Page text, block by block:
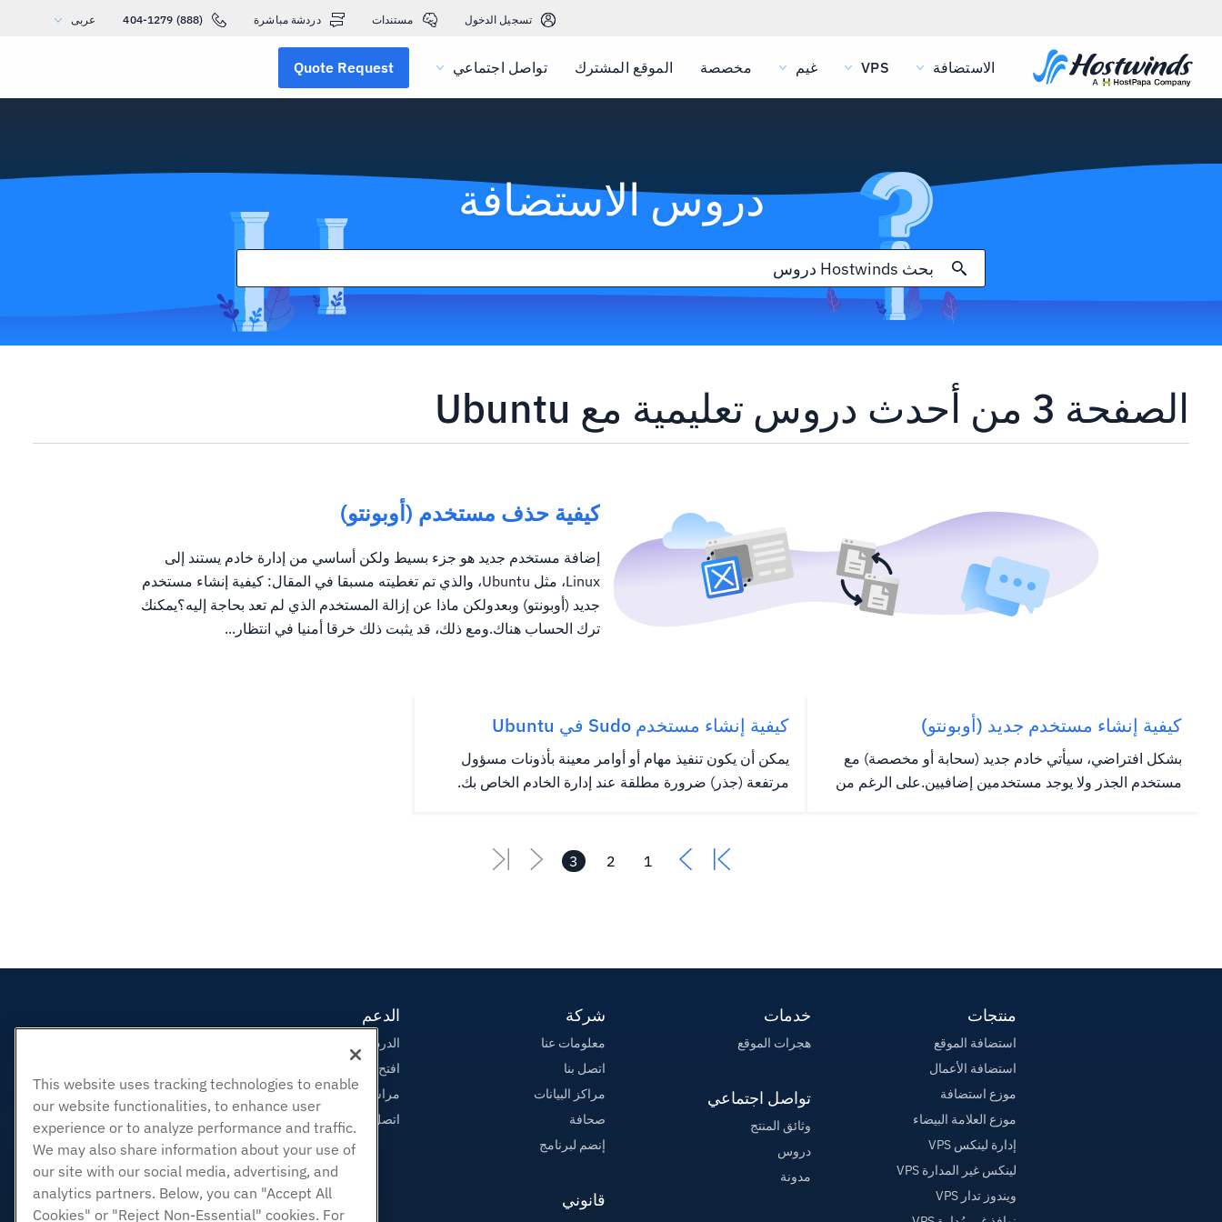
تسجيل الدخول مستندات دردشة مباشرة (888) 404-1279 عربى
الاستضافة VPS غيم مخصصة الموقع المشترك تواصل اجتماعي Quote Request
دروس الاستضافة
الصفحة 3 من أحدث دروس تعليمية مع Ubuntu
كيفية حذف مستخدم (أوبونتو)
إضافة مستخدم جديد هو جزء بسيط ولكن أساسي من إدارة خادم يستند إلى
Linux، مثل Ubuntu، والذي تم تغطيته مسبقا في المقال: كيفية إنشاء مستخدم
جديد (أوبونتو) وبعدولكن ماذا عن إزالة المستخدم الذي لم تعد بحاجة إليه؟يمكنك
ترك الحساب هناك.ومع ذلك، قد يثبت ذلك خرقا أمنيا في انتظار...
كيفية إنشاء مستخدم جديد (أوبونتو)
بشكل افتراضي، سيأتي خادم جديد (سحابة أو مخصصة) مع
مستخدم الجذر ولا يوجد مستخدمين إضافيين.على الرغم من
كيفية إنشاء مستخدم Sudo في Ubuntu
يمكن أن يكون تنفيذ مهام أو أوامر معينة بأذونات مسؤول
مرتفعة (جذر) ضرورة مطلقة عند إدارة الخادم الخاص بك.
الخادم الخاص بك لأسباب أمنية. هذا هو المكان الذي يأتي فيه
1
2
3
منتجات
استضافة الموقع
استضافة الأعمال
موزع استضافة
موزع العلامة البيضاء
إدارة لينكس VPS
لينكس غير المدارة VPS
ويندوز تدار VPS
خدمات
هجرات الموقع
تواصل اجتماعي
وثائق المنتج
دروس
مدونة
شركة
معلومات عنا
اتصل بنا
مراكز البيانات
صحافة
إنضم لبرنامج
قانوني
الدعم
الدردشة الحية معنا
افتح تذكرة الدعم
مراسلتنا على البريد الاليكتروني
اتصل بنا (888) 404-1279
This website uses tracking technologies to enable
our website functionalities, to enhance user
experience or to analyze performance and traffic.
We may also share information about your use of
our site with our social media, advertising, and
analytics partners. Below, you can "Accept All
Cookies" or "Reject Non-Essential" cookies. For